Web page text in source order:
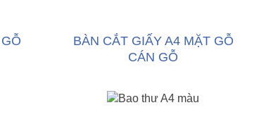
BÀN CẮT GIẤY A4 MẶT GỖ
CÁN GỖ